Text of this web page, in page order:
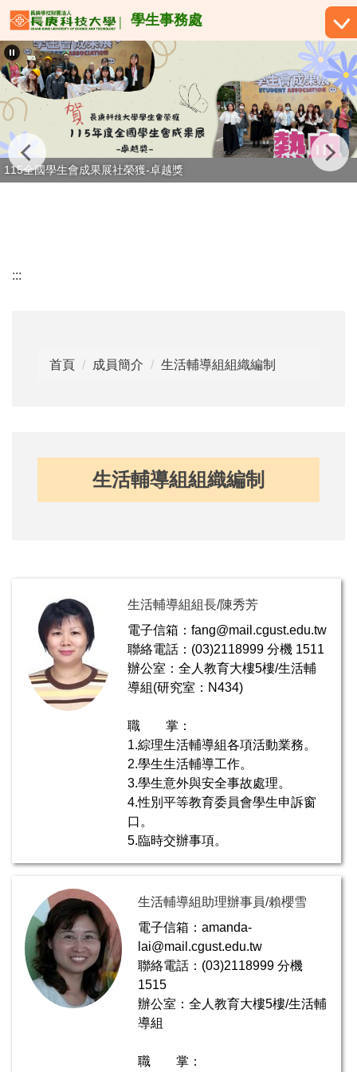
跳
到
主
要
內
容
學生事務處
115全國學生會成果展社榮獲-卓越獎
:::
首頁 成員簡介 生活輔導組組織編制
生活輔導組組織編制
生活輔導組組長/陳秀芳
電子信箱：fang@mail.cgust.edu.tw
聯絡電話：(03)2118999 分機 1511
辦公室：全人教育大樓5樓/生活輔
導組(研究室：N434)
職 掌：
1.綜理生活輔導組各項活動業務。
2.學生生活輔導工作。
3.學生意外與安全事故處理。
4.性別平等教育委員會學生申訴窗
口。
5.臨時交辦事項。
生活輔導組助理辦事員/賴櫻雪
電子信箱：amanda-
lai@mail.cgust.edu.tw
聯絡電話：(03)2118999 分機
1515
辦公室：全人教育大樓5樓/生活輔
導組
職 掌：